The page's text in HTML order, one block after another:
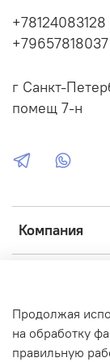
Компания
+78124083128
+79657818037
г Санкт-
помещ 7-н
Интернет-
Продолжая
на обработку
правильную